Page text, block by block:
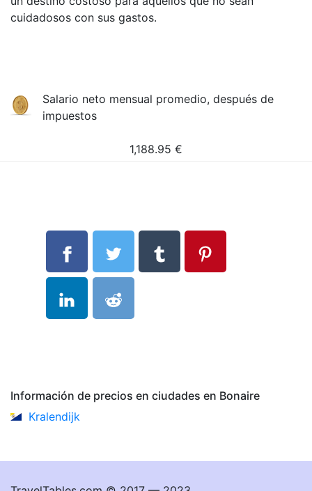
cuidadosos con sus gastos.
Salario neto mensual promedio, después de
impuestos
1,188.95 €
Información de precios en ciudades en Bonaire
Kralendijk